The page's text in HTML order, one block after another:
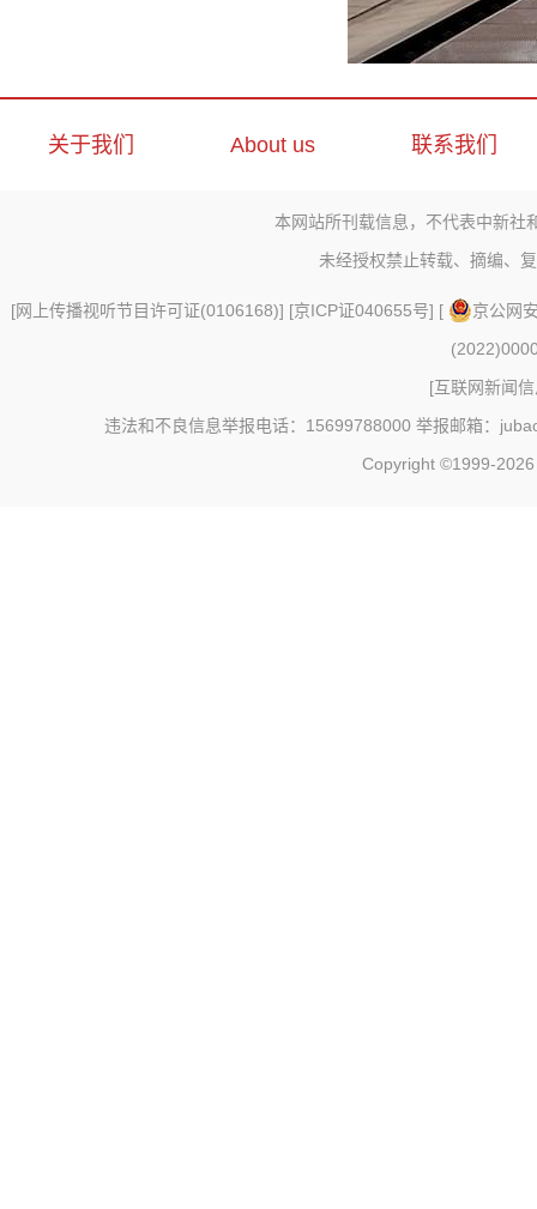
关于我们 About us 联系我们
本网站所刊载信息，不代表中新社
未经授权禁止转载、摘编、
[网上传播视听节目许可证(0106168)] [京ICP证040655号] [
京公网
[互联网新闻
违法和不良信息举报电话：15699788000 举报邮箱：
Copyright ©1999-